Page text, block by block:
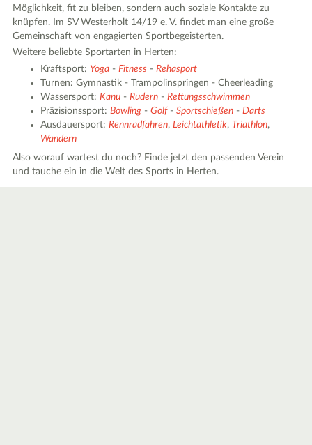
Möglichkeit, fit zu bleiben, sondern auch soziale Kontakte zu
knüpfen. Im SV Westerholt 14/19 e. V. findet man eine große
Gemeinschaft von engagierten Sportbegeisterten.
Weitere beliebte Sportarten in Herten:
Kraftsport: Yoga -Fitness -Rehasport
Turnen: Gymnastik - Trampolinspringen - Cheerleading
Wassersport:Kanu -Rudern -Rettungsschwimmen
Präzisionssport:Bowling -Golf-Sportschießen -Darts
Ausdauersport:Rennradfahren,Leichtathletik,Triathlon,
Wandern
Also worauf wartest du noch? Finde jetzt den passenden Verein
und tauche ein in die Welt des Sports in Herten.